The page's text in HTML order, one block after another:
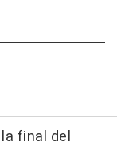
final del